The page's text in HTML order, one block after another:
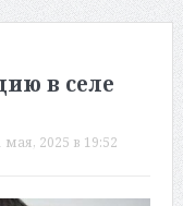
в селе
мая, 2025 в 19:52